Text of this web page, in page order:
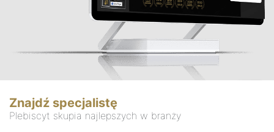
Znajdź specjalistę
Plebiscyt skupia najlepszych w branży